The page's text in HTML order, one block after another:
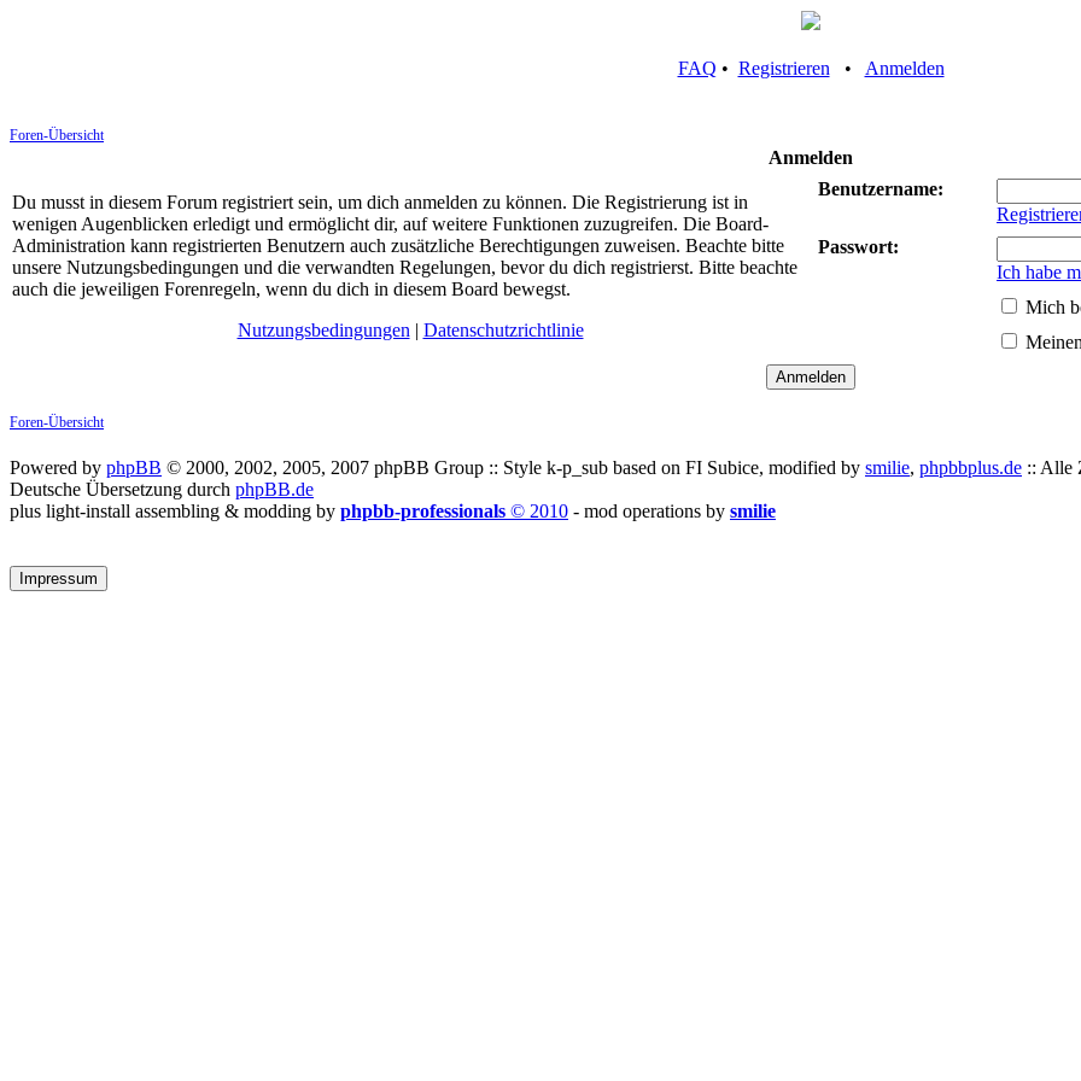
FAQ • Registrieren • Anmelden
Foren-Übersicht
Anmelden
Du musst in diesem Forum registriert sein, um dich anmelden zu können. Die Registrierung ist in
wenigen Augenblicken erledigt und ermöglicht dir, auf weitere Funktionen zuzugreifen. Die Board-
Administration kann registrierten Benutzern auch zusätzliche Berechtigungen zuweisen. Beachte bitte
unsere Nutzungsbedingungen und die verwandten Regelungen, bevor du dich registrierst. Bitte beachte
auch die jeweiligen Forenregeln, wenn du dich in diesem Board bewegst.
Nutzungsbedingungen | Datenschutzrichtlinie
Benutzername:
Passwort:
Ich habe
Mich
Foren-Übersicht
Powered by phpBB © 2000, 2002, 2005, 2007 phpBB Group :: Style k-p_sub based on FI Subice, modified by smilie, phpbbplus.de :: Alle
Deutsche Übersetzung durch phpBB.de
plus light-install assembling & modding by phpbb-professionals © 2010 - mod operations by smilie